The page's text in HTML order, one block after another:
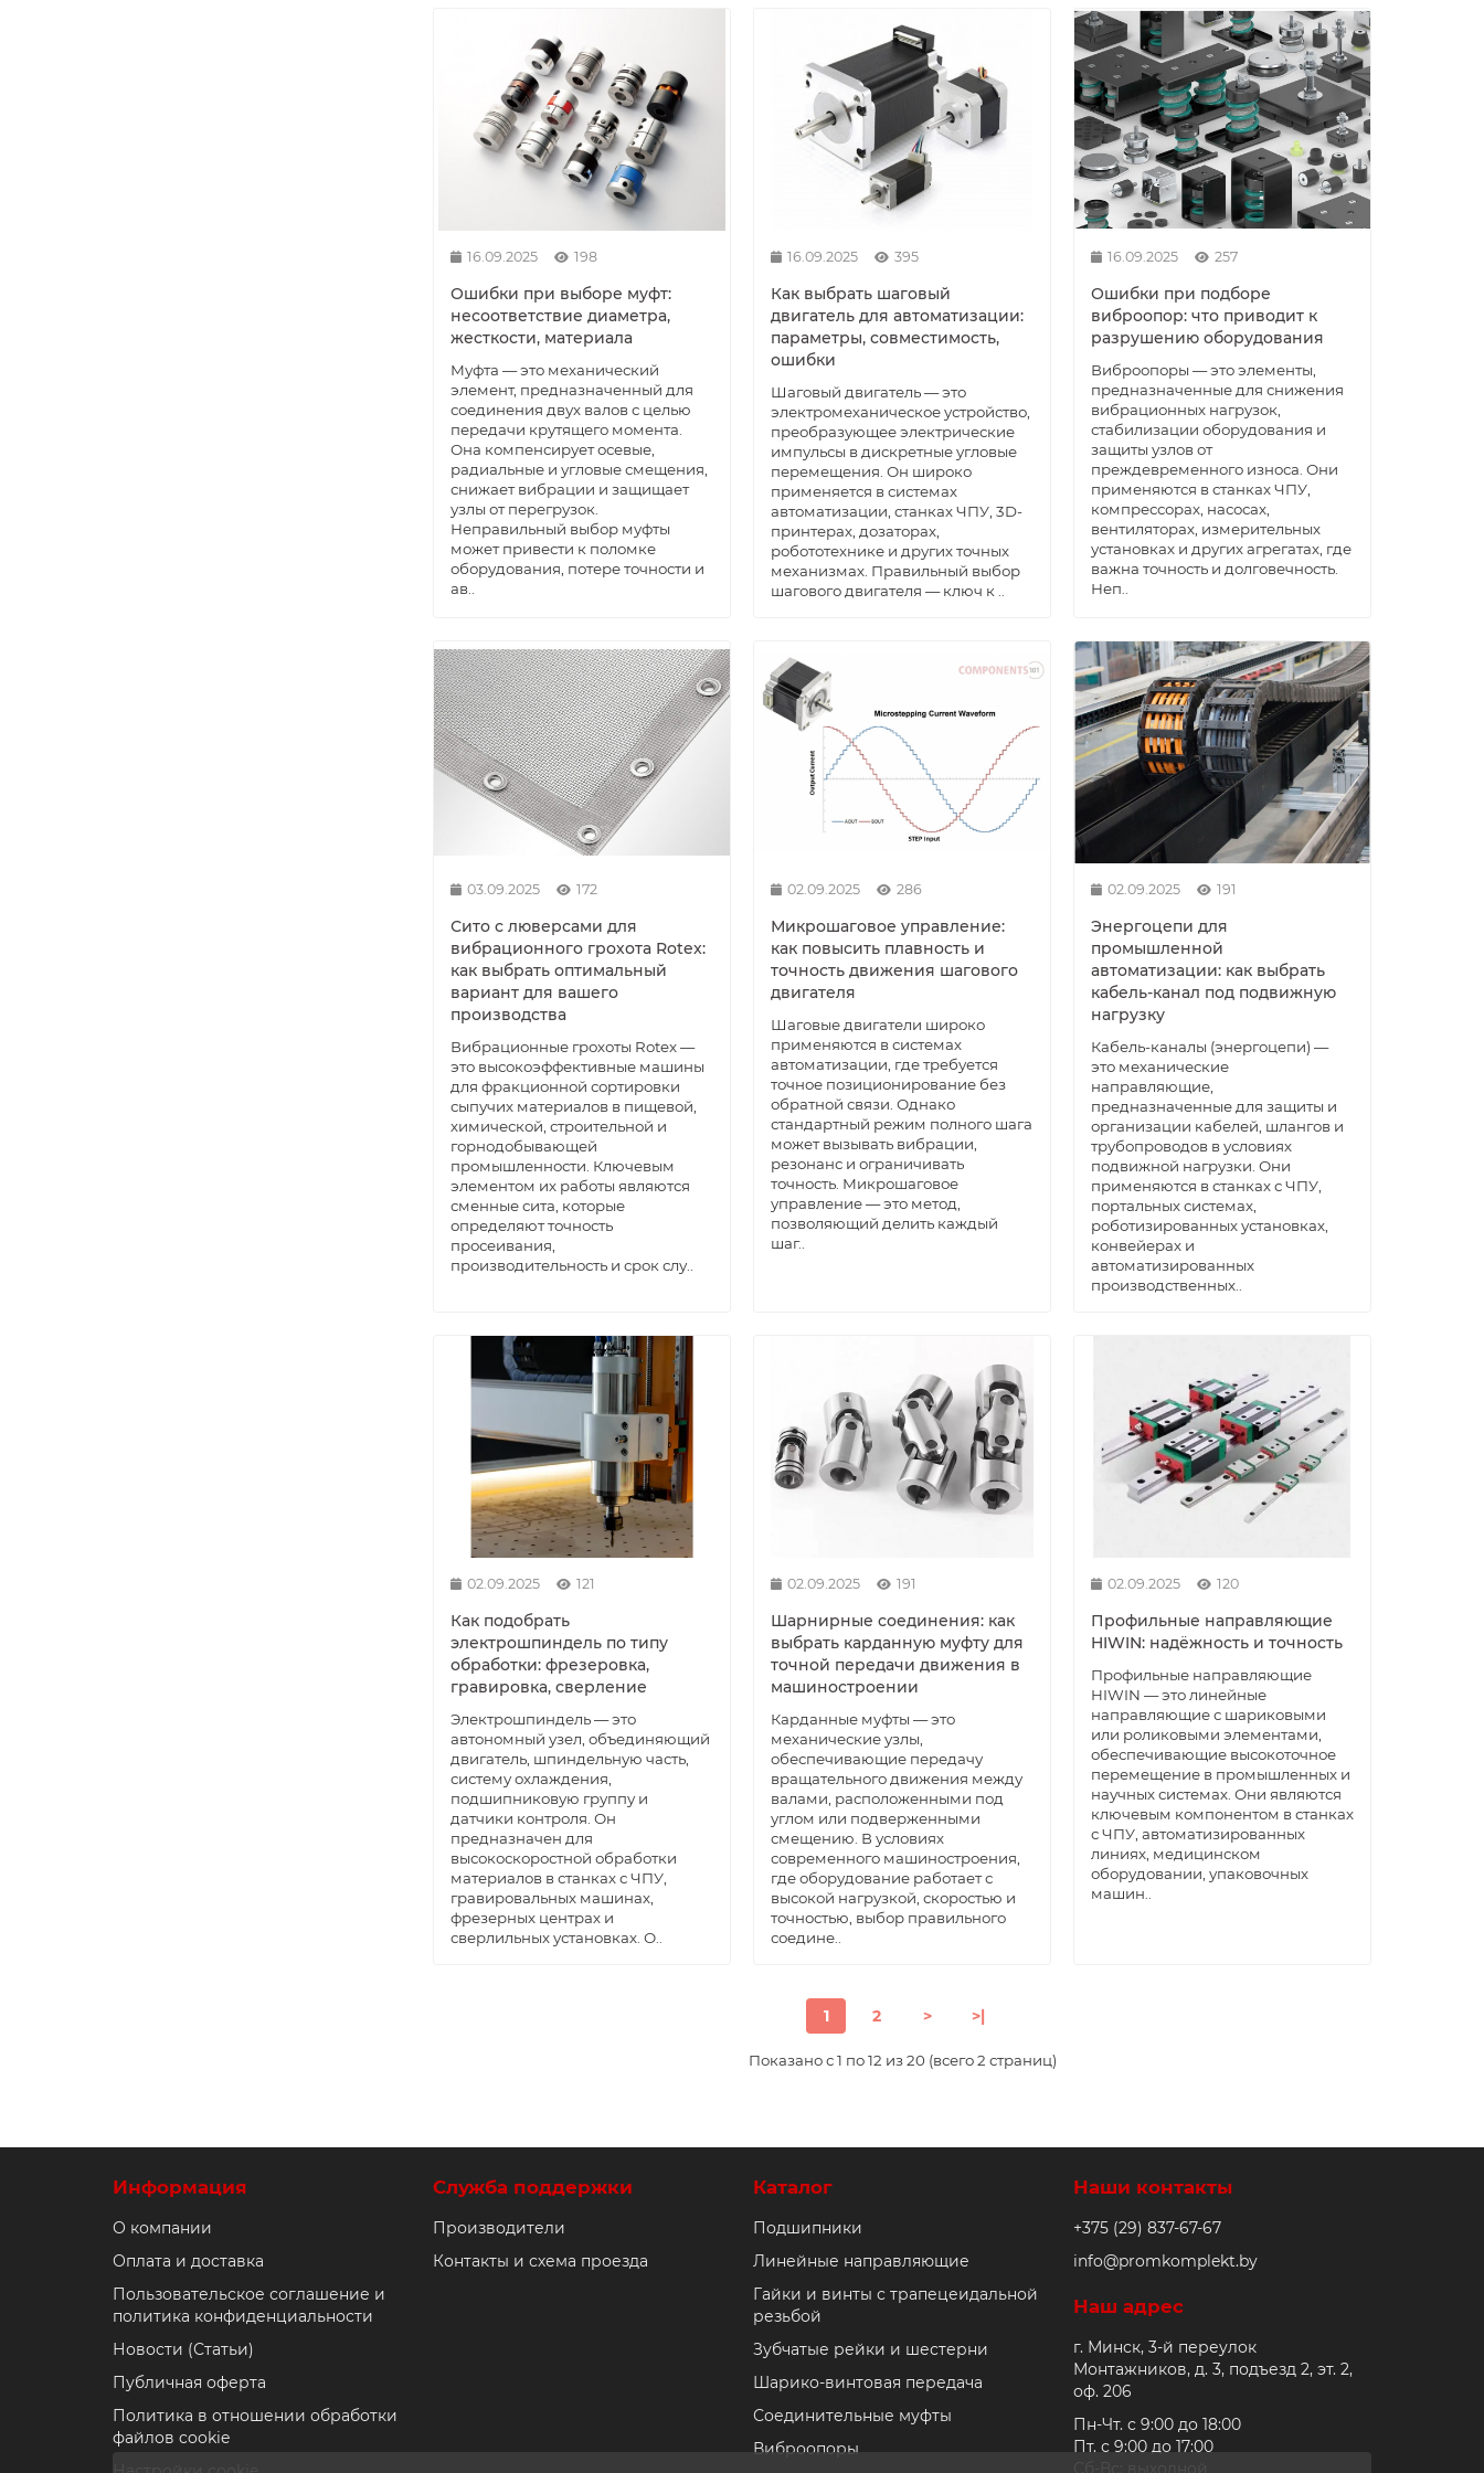
16.09.2025 198
Ошибки при выборе муфт:
несоответствие диаметра,
жесткости, материала
Муфта — это механический
элемент, предназначенный для
соединения двух валов с целью
передачи крутящего момента.
Она компенсирует осевые,
радиальные и угловые смещения,
снижает вибрации и защищает
узлы от перегрузок.
Неправильный выбор муфты
может привести к поломке
оборудования, потере точности и
ав..
16.09.2025 395
Как выбрать шаговый
двигатель для автоматизации:
параметры, совместимость,
ошибки
Шаговый двигатель — это
электромеханическое устройство,
преобразующее электрические
импульсы в дискретные угловые
перемещения. Он широко
применяется в системах
автоматизации, станках ЧПУ, 3D-
принтерах, дозаторах,
робототехнике и других точных
механизмах. Правильный выбор
шагового двигателя — ключ к ..
16.09.2025 257
Ошибки при подборе
виброопор: что приводит к
разрушению оборудования
Виброопоры — это элементы,
предназначенные для снижения
вибрационных нагрузок,
стабилизации оборудования и
защиты узлов от
преждевременного износа. Они
применяются в станках ЧПУ,
компрессорах, насосах,
вентиляторах, измерительных
установках и других агрегатах, где
важна точность и долговечность.
Неп..
03.09.2025 172
Сито с люверсами для
вибрационного грохота Rotex:
как выбрать оптимальный
вариант для вашего
производства
Вибрационные грохоты Rotex —
это высокоэффективные машины
для фракционной сортировки
сыпучих материалов в пищевой,
химической, строительной и
горнодобывающей
промышленности. Ключевым
элементом их работы являются
сменные сита, которые
определяют точность
просеивания,
производительность и срок слу..
02.09.2025 286
Микрошаговое управление:
как повысить плавность и
точность движения шагового
двигателя
Шаговые двигатели широко
применяются в системах
автоматизации, где требуется
точное позиционирование без
обратной связи. Однако
стандартный режим полного шага
может вызывать вибрации,
резонанс и ограничивать
точность. Микрошаговое
управление — это метод,
позволяющий делить каждый
шаг..
02.09.2025 191
Энергоцепи для
промышленной
автоматизации: как выбрать
кабель-канал под подвижную
нагрузку
Кабель-каналы (энергоцепи) —
это механические
направляющие,
предназначенные для защиты и
организации кабелей, шлангов и
трубопроводов в условиях
подвижной нагрузки. Они
применяются в станках с ЧПУ,
портальных системах,
роботизированных установках,
конвейерах и
автоматизированных
производственных..
02.09.2025 121
Как подобрать
электрошпиндель по типу
обработки: фрезеровка,
гравировка, сверление
Электрошпиндель — это
автономный узел, объединяющий
двигатель, шпиндельную часть,
систему охлаждения,
подшипниковую группу и
датчики контроля. Он
предназначен для
высокоскоростной обработки
материалов в станках с ЧПУ,
гравировальных машинах,
фрезерных центрах и
сверлильных установках. О..
02.09.2025 191
Шарнирные соединения: как
выбрать карданную муфту для
точной передачи движения в
машиностроении
Карданные муфты — это
механические узлы,
обеспечивающие передачу
вращательного движения между
валами, расположенными под
углом или подверженными
смещению. В условиях
современного машиностроения,
где оборудование работает с
высокой нагрузкой, скоростью и
точностью, выбор правильного
соедине..
02.09.2025 120
Профильные направляющие
HIWIN: надёжность и точность
Профильные направляющие
HIWIN — это линейные
направляющие с шариковыми
или роликовыми элементами,
обеспечивающие высокоточное
перемещение в промышленных и
научных системах. Они являются
ключевым компонентом в станках
с ЧПУ, автоматизированных
линиях, медицинском
оборудовании, упаковочных
машин..
1 2 > >|
Показано с 1 по 12 из 20 (всего 2 страниц)
Информация
О компании
Оплата и доставка
Пользовательское соглашение и
политика конфиденциальности
Новости (Статьи)
Публичная оферта
Политика в отношении обработки
файлов cookie
Служба поддержки
Производители
Контакты и схема проезда
Каталог
Подшипники
Линейные направляющие
Гайки и винты с трапецеидальной
резьбой
Зубчатые рейки и шестерни
Шарико-винтовая передача
Соединительные муфты
Виброопоры
Наши контакты
+375 (29) 837-67-67
info@promkomplekt.by
Наш адрес
г. Минск, 3-й переулок
Монтажников, д. 3, подъезд 2, эт. 2,
оф. 206
Пн-Чт. с 9:00 до 18:00
Пт. с 9:00 до 17:00